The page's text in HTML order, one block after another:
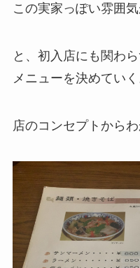
この実家っぽい雰囲
と、初入店にも関わ
メニューを決めていく
店のコンセプトからわ